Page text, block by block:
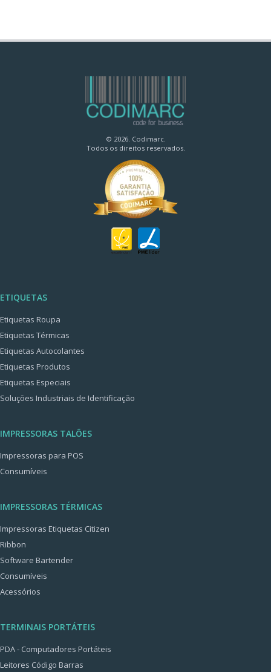
© 2026. Codimarc.
Todos os direitos reservados.
ETIQUETAS
Etiquetas Roupa
Etiquetas Térmicas
Etiquetas Autocolantes
Etiquetas Produtos
Etiquetas Especiais
Soluções Industriais de Identificação
IMPRESSORAS TALÕES
Impressoras para POS
Consumíveis
IMPRESSORAS TÉRMICAS
Impressoras Etiquetas Citizen
Ribbon
Software Bartender
Consumíveis
Acessórios
TERMINAIS PORTÁTEIS
PDA - Computadores Portáteis
Leitores Código Barras